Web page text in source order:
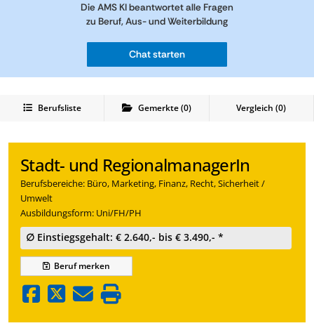
Die AMS KI beantwortet alle Fragen
zu Beruf, Aus- und Weiterbildung
Chat starten
Berufsliste Gemerkte(0) Vergleich (0)
Stadt- und RegionalmanagerIn
Berufsbereiche: Büro, Marketing, Finanz, Recht, Sicherheit /
Umwelt
Ausbildungsform: Uni/FH/PH
∅ Einstiegsgehalt: € 2.640,- bis € 3.490,- *
Berufmerken